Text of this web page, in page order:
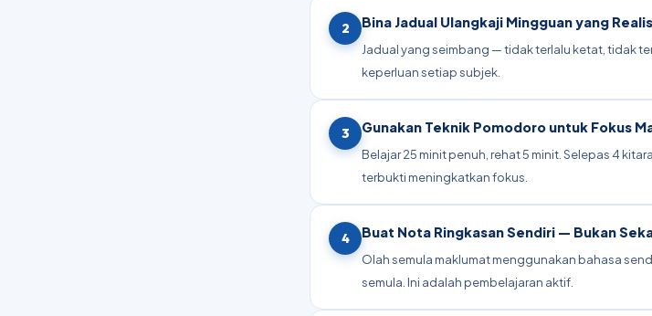
2 Bina Jadual Ulangkaji Mingguan yang
Jadual yang seimbang — tidak terlalu ketat, tidak
keperluan setiap subjek.
3 Gunakan Teknik Pomodoro untuk Fokus
Belajar 25 minit penuh, rehat 5 minit. Selepas 4
terbukti meningkatkan fokus.
4 Buat Nota Ringkasan Sendiri — Bukan
Olah semula maklumat menggunakan bahasa
semula. Ini adalah pembelajaran aktif.